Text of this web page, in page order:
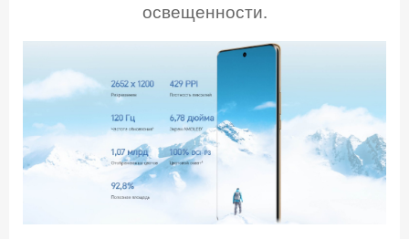
освещенности.